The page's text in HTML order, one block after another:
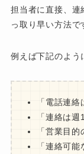
担当者に直接、連
っ取り早い方法で
例えば下記のよう
「電話連
「連絡は
「営業目
「連絡可